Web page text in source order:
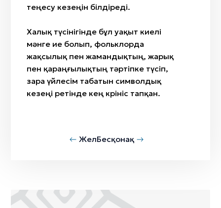
теңесу кезеңін білдіреді.
Халық түсінігінде бұл уақыт киелі
мәнге ие болып, фольклорда
жақсылық пен жамандықтың, жарық
пен қараңғылықтың тәртіпке түсіп,
өзара үйлесім табатын символдық
кезеңі ретінде кең көрініс тапқан.
ЖелБесқонақ